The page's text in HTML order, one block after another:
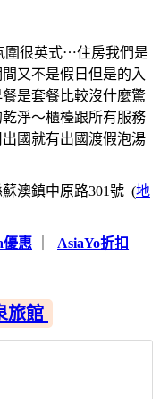
圍很英式⋯住房我們是
又不是假日但是的入
是套餐比較沒什麼驚
淨～櫃檯跟所有服務
國就有出國渡假泡湯
蘇澳鎮中原路301號 (地
優惠 AsiaYo折扣
旅館